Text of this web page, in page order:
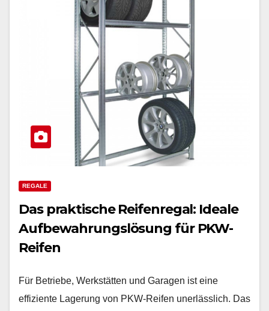
REGALE
Das praktische Reifenregal: Ideale
Aufbewahrungslösung für PKW-
Reifen
Für Betriebe, Werkstätten und Garagen ist eine
effiziente Lagerung von PKW-Reifen unerlässlich. Das